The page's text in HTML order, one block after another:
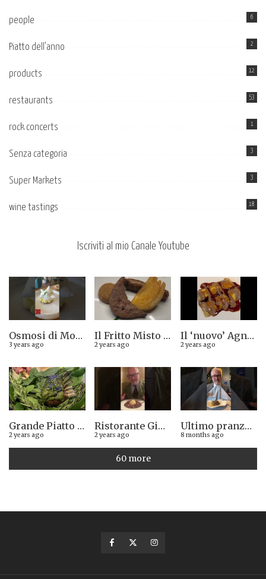
people 6
Piatto dell’anno 2
products 12
restaurants 53
rock concerts 1
Senza categoria 3
Super Markets 3
wine tastings 18
Iscriviti al mio Canale Youtube
Osmosi di Montepulciano nuova stella Michelin. Avevamo visto lungo il 14.08.2023
3 years ago
Il Fritto Misto del Centro di Priocca
2 years ago
Il ‘nuovo’ Agnolotto di Torino del Mago Rabin
2 years ago
Grande Piatto al rist. Quintilio di Altare SV: Carrè di agnello in crosta di erbe aromatiche liguri
2 years ago
Ristorante Giglio di Lucca. Stella Michelin sì o no?
2 years ago
Ultimo pranzo torinese al ristorante Casa Vicina. 13/12/2025
8 months ago
60 more